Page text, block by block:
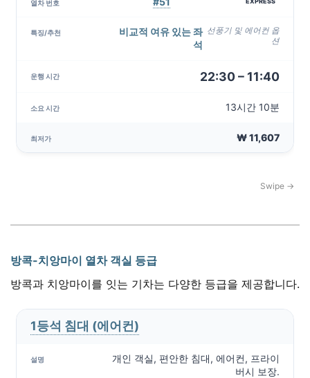
비교적 여유 있는 좌
석
선풍기 및 에어컨 옵
션
22:30 – 11:40
13시간 10분
₩ 11,607
방콕-치앙마이 열차 객실 등급
방콕과 치앙마이를 잇는 기차는 다양한 등급을 제공합니다.
1등석 침대 (에어컨)
개인 객실, 편안한 침대, 에어컨, 프라이
버시 보장.